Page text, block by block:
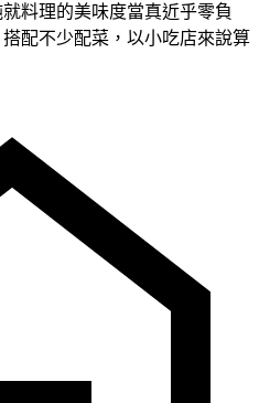
料理的美味度當真近乎零負
配不少配菜，以小吃店來說算